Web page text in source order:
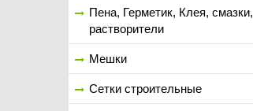
Пена, Герметик, Клея, смазки,
растворители
Мешки
Сетки строительные